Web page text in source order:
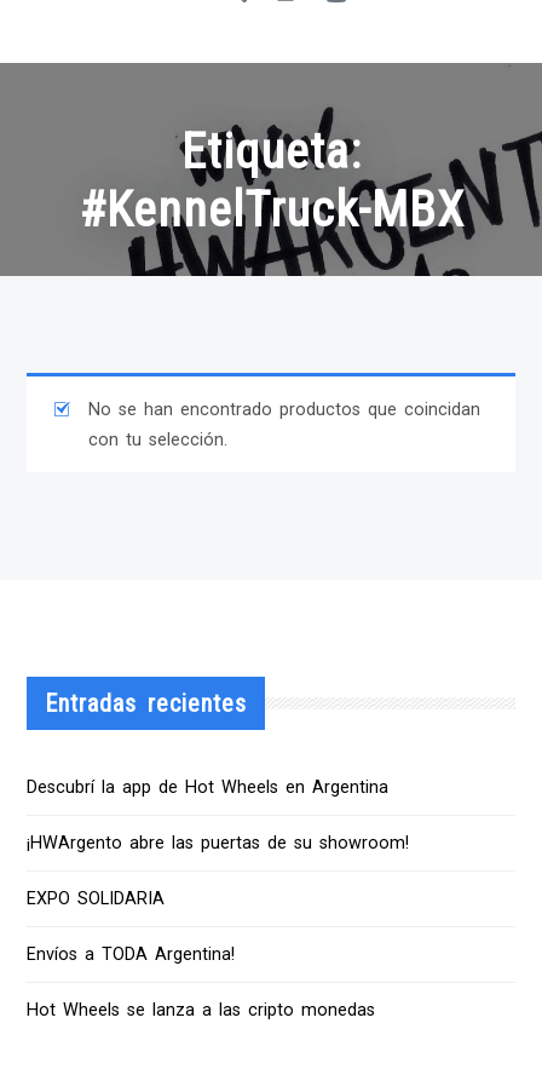
Etiqueta:
#KennelTruck-MBX
No se han encontrado productos que coincidan
con tu selección.
Entradas recientes
Descubrí la app de Hot Wheels en Argentina
¡HWArgento abre las puertas de su showroom!
EXPO SOLIDARIA
Envíos a TODA Argentina!
Hot Wheels se lanza a las cripto monedas